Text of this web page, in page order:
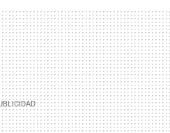
MAIL